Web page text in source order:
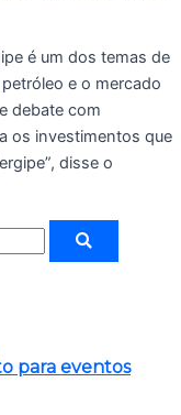
é um dos temas de
e o mercado
debate com
os investimentos que
disse o
para eventos